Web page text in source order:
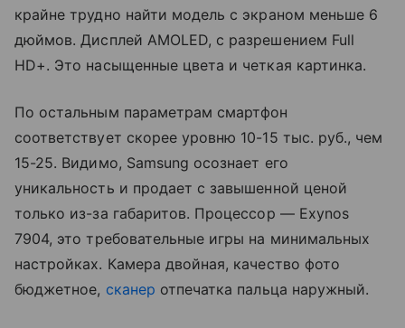
крайне трудно найти модель с экраном меньше 6
дюймов. Дисплей AMOLED, с разрешением Full
HD+. Это насыщенные цвета и четкая картинка.
По остальным параметрам смартфон
соответствует скорее уровню 10-15 тыс. руб., чем
15-25. Видимо, Samsung осознает его
уникальность и продает с завышенной ценой
только из-за габаритов. Процессор — Exynos
7904, это требовательные игры на минимальных
настройках. Камера двойная, качество фото
бюджетное, сканер отпечатка пальца наружный.